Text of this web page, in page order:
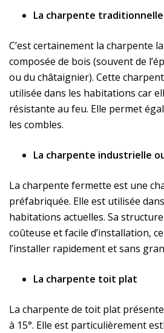
La charpente traditionnelle
C’est certainement la charpente
composée de bois (souvent de
ou du châtaignier). Cette
utilisée dans les habitations car
résistante au feu. Elle permet
les combles.
La charpente industrielle
La charpente fermette est une
préfabriquée. Elle est utilisée
habitations actuelles. Sa
coûteuse et facile d’installation,
l’installer rapidement et sans
La charpente toit plat
La charpente de toit plat
à 15°. Elle est particulièrement